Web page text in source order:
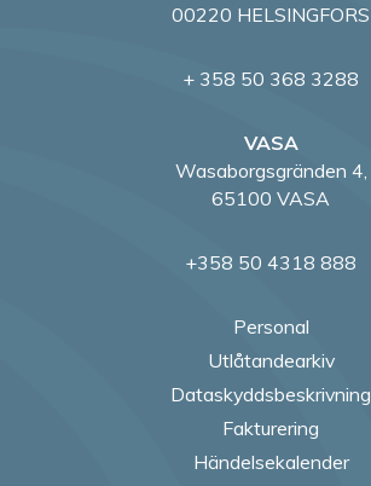
00220 HELSINGFORS
+ 358 50 368 3288
VASA
Wasaborgsgränden 4,
65100 VASA
+358 50 4318 888
Personal
Utlåtandearkiv
Dataskyddsbeskrivning
Fakturering
Händelsekalender